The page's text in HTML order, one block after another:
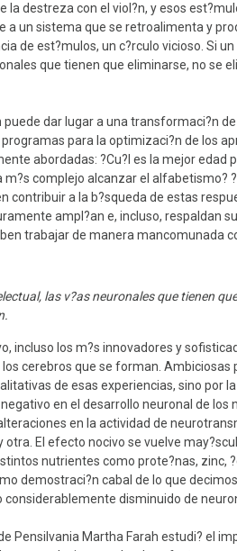
destreza con el viol?n, y esos
un sistema que se retroalimenta y
de est?mulos, un c?rculo vicioso. Si
que tienen que eliminarse, no se
puede dar lugar a una transformaci?n
para la optimizaci?n de los
abordadas: ?Cu?l es la mejor edad
m?s complejo alcanzar el alfabetismo?
contribuir a la b?squeda de estas
ampl?an e, incluso, respaldan
trabajar de manera mancomunada
las v?as neuronales que tienen
incluso los m?s innovadores y
cerebros que se forman. Ambiciosas
de esas experiencias, sino por
en el desarrollo neuronal de los
en la actividad de
El efecto nocivo se vuelve
nutrientes como prote?nas, zinc,
demostraci?n cabal de lo que
disminuido de
Pensilvania Martha Farah estudi? el